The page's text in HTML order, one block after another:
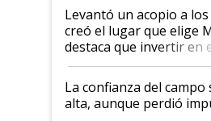
Levantó un acopio a los
creó el lugar que elige
destaca que invertir en
kirchnerismo era como
plata a un hijo para
Juan Félix Rossetti, el
que de una dura crisis
La confianza del campo
alta, aunque perdió